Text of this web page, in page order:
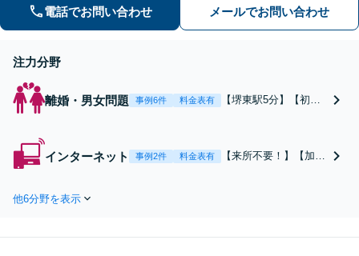
題】ハラスメント事案の実績／裁判を
見据えて加害者・会社と交渉【土日祝
電話でお問い合わせ メールでお問い合わせ
注力分野
離婚・男女問題 事例6件 料金表有
【堺東駅5分】【初回3
力。慰謝料請求は事前
の証拠集めと調査が重
インターネット 事例2件 料金表有
【来所不要！】【加害
示、慰謝料・損害賠償
他6分野を表示